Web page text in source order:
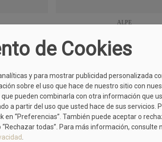
ALPE
29,90 € 74,95 €
MÁS MODELOS DE KESS
OFERTA
de Cookies
y para mostrar publicidad personalizada
sobre el uso que hace de nuestro sitio con
pueden combinarla con otra información que
a partir del uso que usted hace de sus servicios.
en “Preferencias”. También puede aceptar o
todas”. Para más información, consulte
.